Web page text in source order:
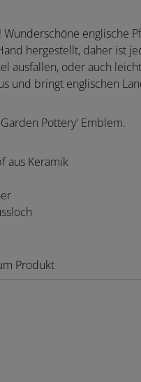
Wunderschöne englische
hergestellt, daher ist
ausfallen, oder auch
und bringt englischen
Pottery' Emblem.
aus Keramik
Produkt